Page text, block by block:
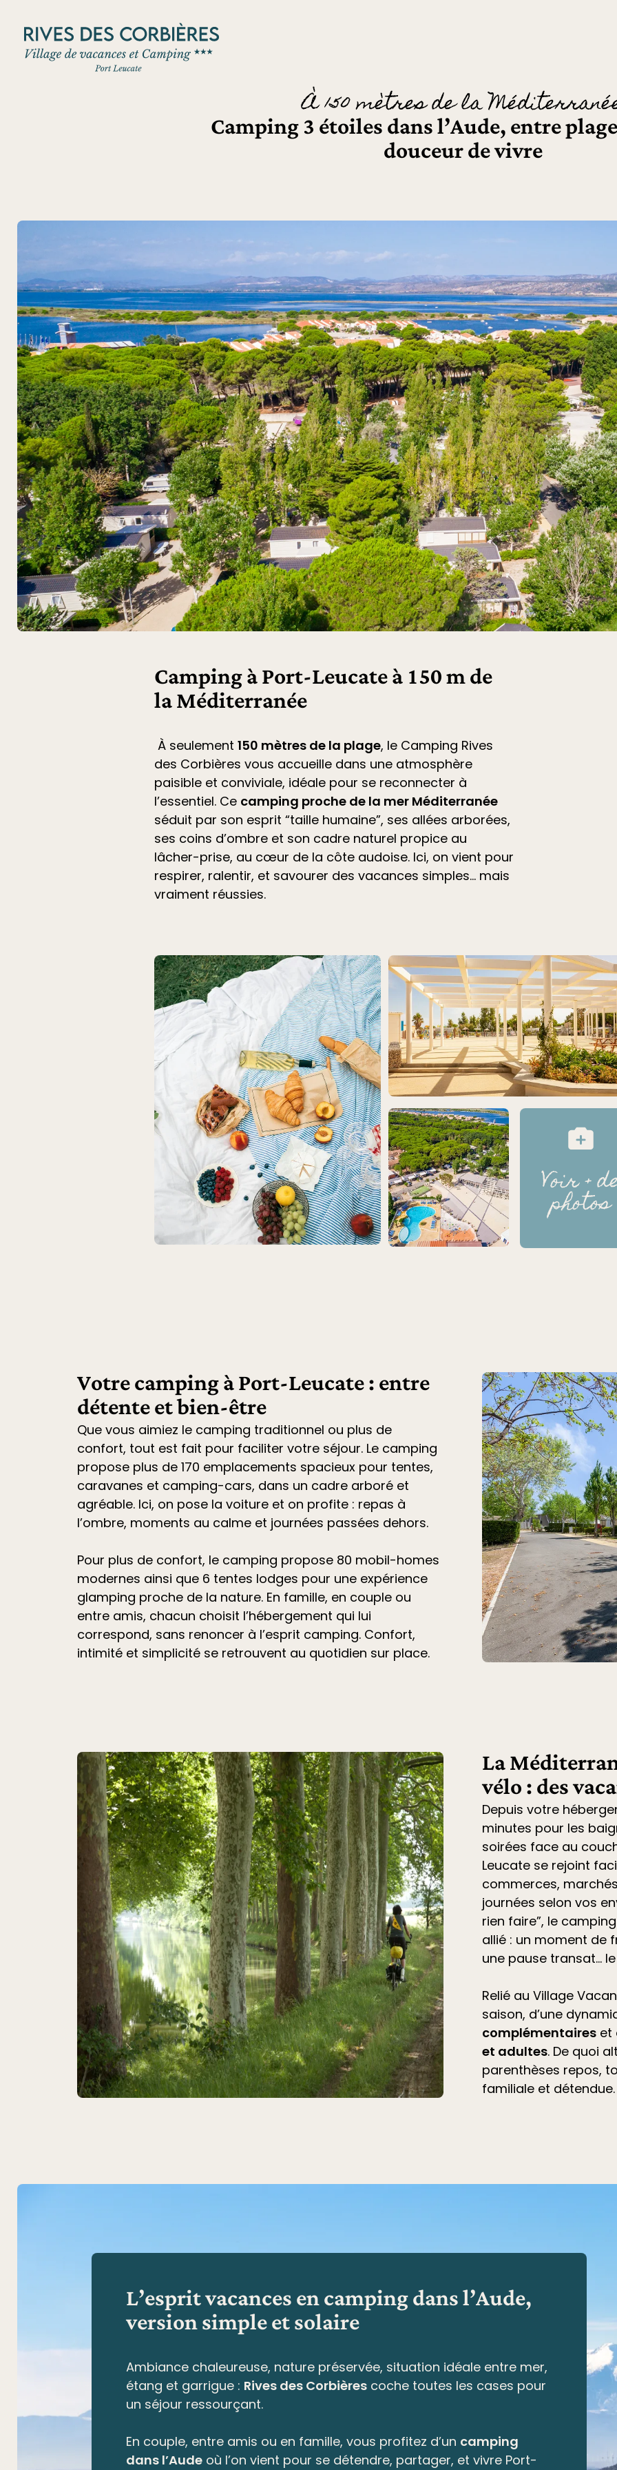
À 150 mètres de la
Camping 3 étoiles dans l’Aude, entre
douceur de vivre
Camping à Port-Leucate à 150 m de
la Méditerranée
À seulement 150 mètres de la plage, le Camping Rives
des Corbières vous accueille dans une atmosphère
paisible et conviviale, idéale pour se reconnecter à
l’essentiel. Ce camping proche de la mer Méditerranée
séduit par son esprit “taille humaine”, ses allées arborées,
ses coins d’ombre et son cadre naturel propice au
lâcher-prise, au cœur de la côte audoise. Ici, on vient pour
respirer, ralentir, et savourer des vacances simples… mais
vraiment réussies.
Voir +
photos
Votre camping à Port-Leucate : entre
détente et bien-être
Que vous aimiez le camping traditionnel ou plus de
confort, tout est fait pour faciliter votre séjour. Le camping
propose plus de 170 emplacements spacieux pour tentes,
caravanes et camping-cars, dans un cadre arboré et
agréable. Ici, on pose la voiture et on profite : repas à
l’ombre, moments au calme et journées passées dehors.
Pour plus de confort, le camping propose 80 mobil-homes
modernes ainsi que 6 tentes lodges pour une expérience
glamping proche de la nature. En famille, en couple ou
entre amis, chacun choisit l’hébergement qui lui
correspond, sans renoncer à l’esprit camping. Confort,
intimité et simplicité se retrouvent au quotidien sur place.
La
vélo : des
Depuis votre
minutes pour les
soirées face au
Leucate se rejoint
commerces,
journées selon vos
rien faire”, le
allié : un moment de
une pause transat…
Relié au Village
saison, d’une
complémentaires et
et adultes. De quoi
parenthèses repos,
familiale et détendue.
L’esprit vacances en camping dans l’Aude,
version simple et solaire
Ambiance chaleureuse, nature préservée, situation idéale entre mer,
étang et garrigue : Rives des Corbièrescoche toutes les cases pour
un séjour ressourçant.
En couple, entre amis ou en famille, vous profitez d’un camping
dans l’Audeoù l’on vient pour se détendre, partager, et vivre Port-